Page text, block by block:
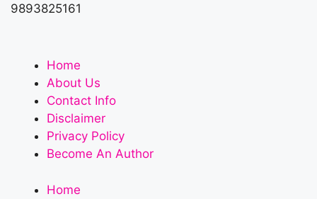
9893825161
Home
About Us
Contact Info
Disclaimer
Privacy Policy
Become An Author
Home